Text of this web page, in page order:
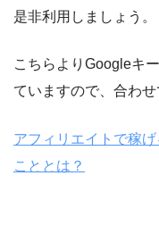
是非利用しましょう。
こちらよりGoogleキ
ていますので、合わせ
アフィリエイトで稼
こととは？